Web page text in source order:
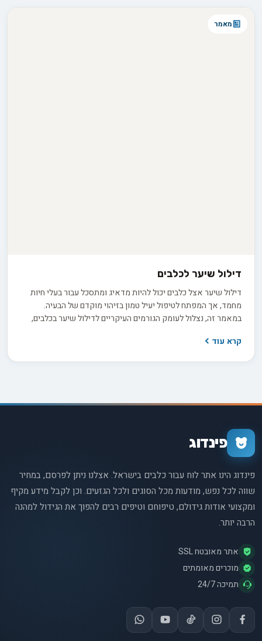
מאמר
דילול שיער לכלבים
דילול שיער אצל כלבים יכול להיות מדאיג ומתסכל עבור בעלי חיות
מחמד, אך המפתח לטיפול יעיל טמון בזיהוי מוקדם של הבעיה.
במאמר זה, נצלול לעומק הגורמים העיקריים לדילול שיער בכלבים,
סביבתי. בעזרת הבנה מעמיקה של הסיבות השורשיות, נחשוף בפניכם
קיימת או פשוט מחפשים דרכים למנוע את הופעתה, המאמר הזה
קרא עוד
פינדוג
פינדוג הינו אתר לוח עבור כלבים בישראל. אצלנו ניתן לפרסם, במחיר
שווה לכל נפש, מודעות מכל הסוגים ולכל הגזעים. וכן לקבל מידע מקיף
ומקצועי אודות גידולם, טיפוחם וטיפים רבים להפוך את הגידול למהנה
הרבה יותר.
אתר מאובטח SSL
מוכרים מאומתים
תמיכה 24/7